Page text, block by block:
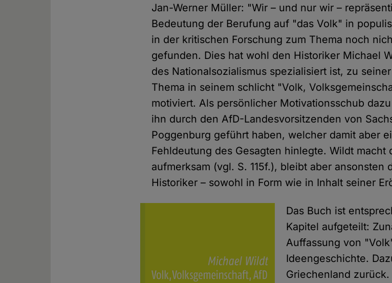
Jan-Werner Müller: "Wir – und nur wir –
Bedeutung der Berufung auf "das Volk" in
in der kritischen Forschung zum Thema noch
gefunden. Dies hat wohl den Historiker Michael
des Nationalsozialismus spezialisiert ist, zu
Thema in seinem schlicht "Volk,
motiviert. Als persönlicher Motivationsschub
ihn durch den AfD-Landesvorsitzenden von
Poggenburg geführt haben, welcher damit aber
Fehldeutung des Gesagten hinlegte. Wildt macht
aufmerksam (vgl. S. 115f.), bleibt aber ansonsten
Historiker – sowohl in Form wie in Inhalt seiner
Das Buch ist
Kapitel aufgeteilt:
Auffassung von
Ideengeschichte.
Griechenland